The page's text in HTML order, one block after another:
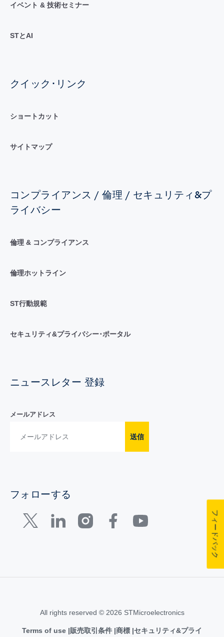
イベント & 技術セミナー
STとAI
クイック･リンク
ショートカット
サイトマップ
コンプライアンス / 倫理 / セキュリティ&プ
ライバシー
倫理 & コンプライアンス
倫理ホットライン
ST行動規範
セキュリティ&プライバシー･ポータル
ニュースレター 登録
メールアドレス
送信
フォローする
All rights reserved © 2026 STMicroelectronics
Terms of use 販売取引条件 商標 セキュリティ&プライ
フィードバック